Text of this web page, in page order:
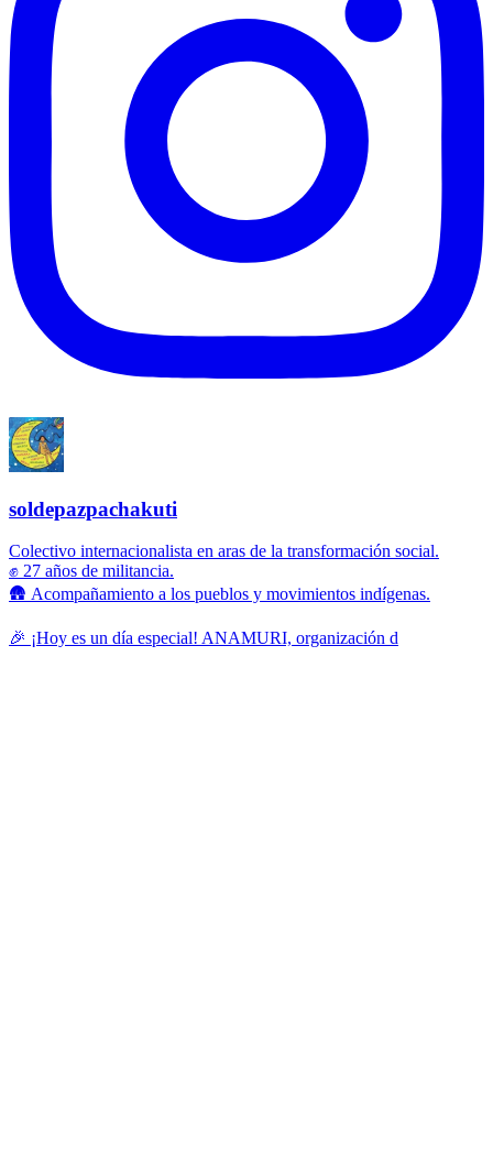
soldepazpachakuti
Colectivo internacionalista en aras de la transformación social.
✊ 27 años de militancia.
🛖 Acompañamiento a los pueblos y movimientos indígenas.
🎉 ¡Hoy es un día especial! ANAMURI, organización d